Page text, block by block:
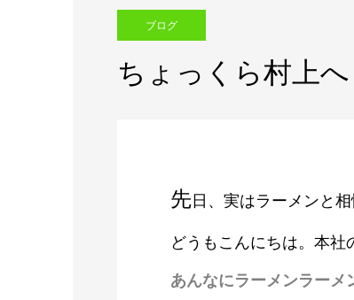
ブログ
ちょっくら村上へ
先日、実はラーメンと
どうもこんにちは。本社
あんなにラーメンラーメ